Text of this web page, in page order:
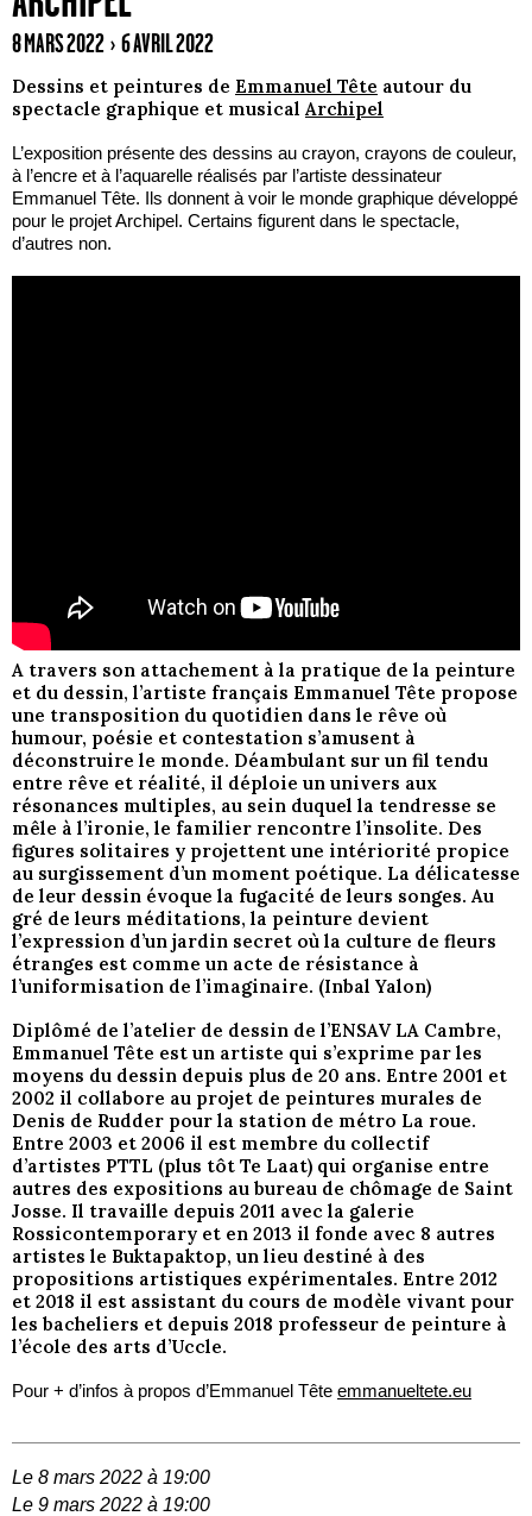
8 MARS 2022 › 6 AVRIL 2022
Dessins et peintures de Emmanuel Tête autour du
spectacle graphique et musical Archipel
L’exposition présente des dessins au crayon, crayons de couleur,
à l’encre et à l’aquarelle réalisés par l’artiste dessinateur
Emmanuel Tête. Ils donnent à voir le monde graphique développé
pour le projet Archipel. Certains figurent dans le spectacle,
d’autres non.
A travers son attachement à la pratique de la peinture
et du dessin, l’artiste français Emmanuel Tête propose
une transposition du quotidien dans le rêve où
humour, poésie et contestation s’amusent à
déconstruire le monde. Déambulant sur un fil tendu
entre rêve et réalité, il déploie un univers aux
résonances multiples, au sein duquel la tendresse se
mêle à l’ironie, le familier rencontre l’insolite. Des
figures solitaires y projettent une intériorité propice
au surgissement d’un moment poétique. La délicatesse
de leur dessin évoque la fugacité de leurs songes. Au
gré de leurs méditations, la peinture devient
l’expression d’un jardin secret où la culture de fleurs
étranges est comme un acte de résistance à
l’uniformisation de l’imaginaire. (Inbal Yalon)
Diplômé de l’atelier de dessin de l’ENSAV LA Cambre,
Emmanuel Tête est un artiste qui s’exprime par les
moyens du dessin depuis plus de 20 ans. Entre 2001 et
2002 il collabore au projet de peintures murales de
Denis de Rudder pour la station de métro La roue.
Entre 2003 et 2006 il est membre du collectif
d’artistes PTTL (plus tôt Te Laat) qui organise entre
autres des expositions au bureau de chômage de Saint
Josse. Il travaille depuis 2011 avec la galerie
Rossicontemporary et en 2013 il fonde avec 8 autres
artistes le Buktapaktop, un lieu destiné à des
propositions artistiques expérimentales. Entre 2012
et 2018 il est assistant du cours de modèle vivant pour
les bacheliers et depuis 2018 professeur de peinture à
l’école des arts d’Uccle.
Pour + d’infos à propos d’Emmanuel Tête emmanueltete.eu
Le 8 mars 2022 à 19:00
Le 9 mars 2022 à 19:00